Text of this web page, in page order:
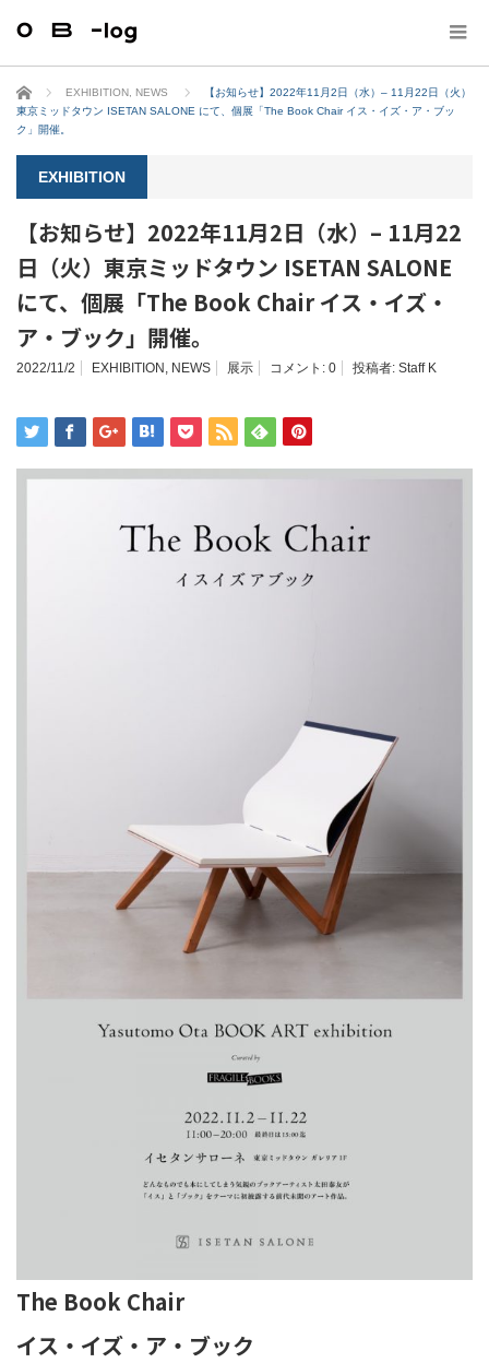
ホーム EXHIBITION NEWS
【お知らせ】2022年11月2日（水）– 11月22日（火）
東京ミッドタウン ISETAN SALONE にて、個展「The Book Chair イス・イズ・ア・ブッ
ク」開催。
EXHIBITION
【お知らせ】2022年11月2日（水）– 11月22
日（火）東京ミッドタウン ISETAN SALONE
にて、個展「The Book Chair イス・イズ・
ア・ブック」開催。
2022/11/2 EXHIBITION , NEWS 展示 コメント: 0 投稿者: Staff K
The Book Chair
イス・イズ・ア・ブック